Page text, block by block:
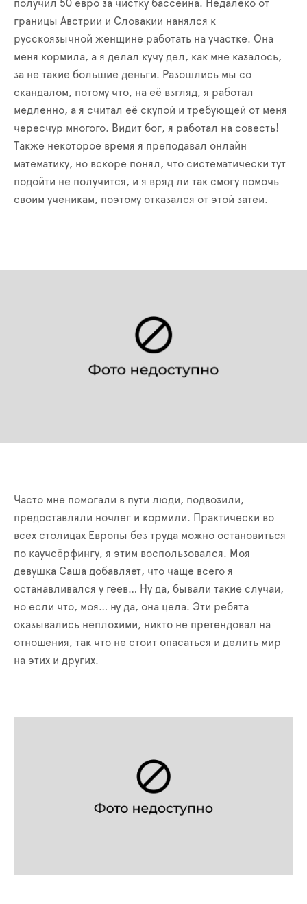
получил 50 евро за чистку бассейна. Недалеко от
границы Австрии и Словакии нанялся к
русскоязычной женщине работать на участке. Она
меня кормила, а я делал кучу дел, как мне казалось,
за не такие большие деньги. Разошлись мы со
скандалом, потому что, на её взгляд, я работал
медленно, а я считал её скупой и требующей от меня
чересчур многого. Видит бог, я работал на совесть!
Также некоторое время я преподавал онлайн
математику, но вскоре понял, что систематически тут
подойти не получится, и я вряд ли так смогу помочь
своим ученикам, поэтому отказался от этой затеи.
Часто мне помогали в пути люди, подвозили,
предоставляли ночлег и кормили. Практически во
всех столицах Европы без труда можно остановиться
по каучсёрфингу, я этим воспользовался. Моя
девушка Саша добавляет, что чаще всего я
останавливался у геев… Ну да, бывали такие случаи,
но если что, моя… ну да, она цела. Эти ребята
оказывались неплохими, никто не претендовал на
отношения, так что не стоит опасаться и делить мир
на этих и других.